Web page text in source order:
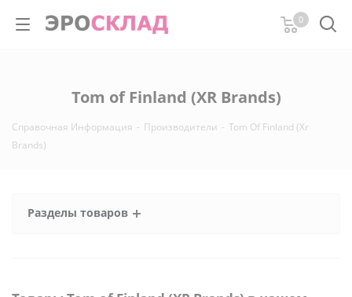
0
Tom of Finland (XR Brands)
Справочная Информация - Производители - Tom Of Finland (Xr
Brands)
Разделы товаров